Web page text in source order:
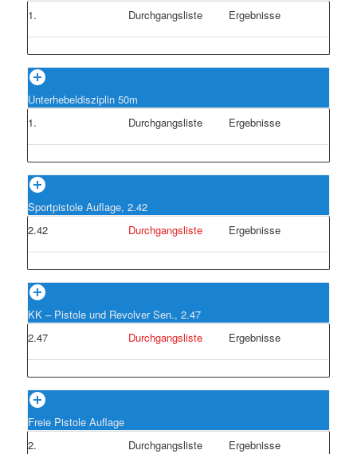
1.
Durchgangsliste Ergebnisse
Unterhebeldisziplin 50m
1.
Durchgangsliste Ergebnisse
Sportpistole Auflage, 2.42
2.42
Durchgangsliste Ergebnisse
KK – Pistole und Revolver Sen., 2.47
2.47
Durchgangsliste Ergebnisse
Freie Pistole Auflage
2.
Durchgangsliste Ergebnisse